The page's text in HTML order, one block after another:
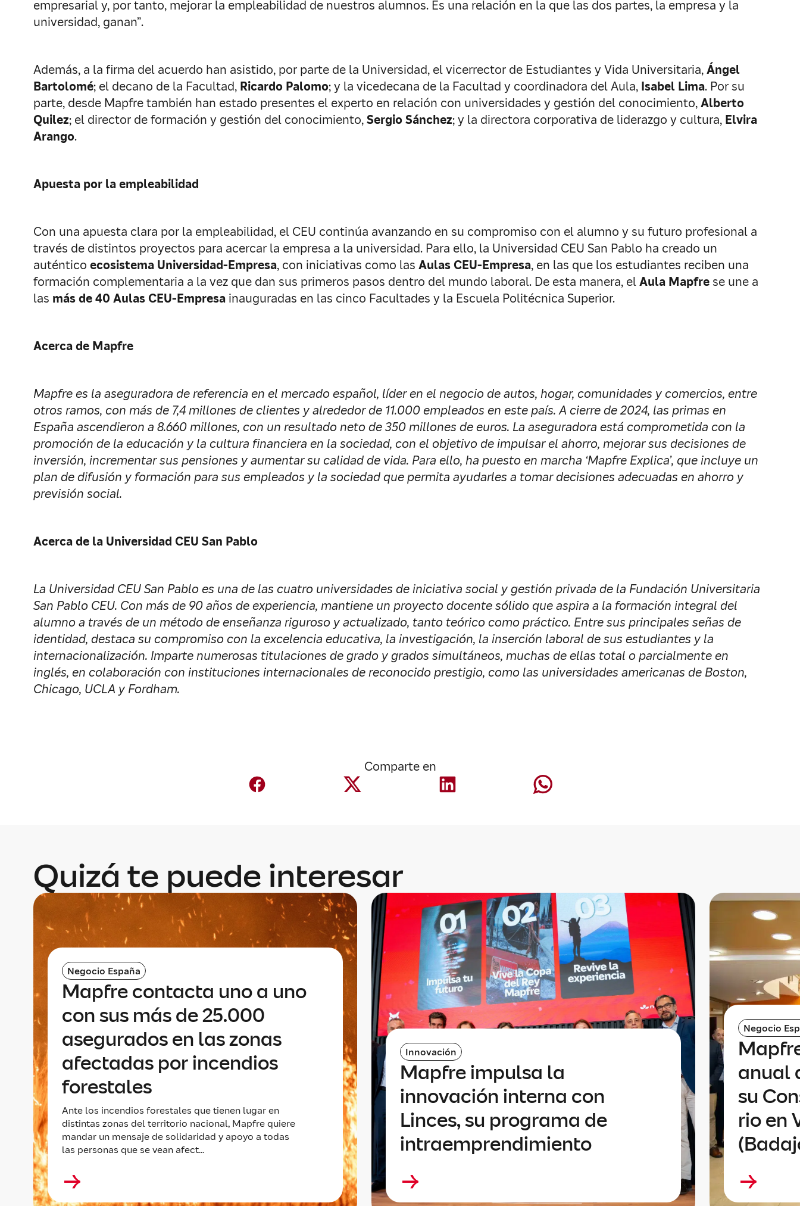
empresarial y, por tanto, mejorar la empleabilidad de nuestros alumnos. Es una relación en la que las dos partes, la empresa y la
universidad, ganan”.
Además, a la firma del acuerdo han asistido, por parte de la Universidad, el vicerrector de Estudiantes y Vida Universitaria,Ángel
Bartolomé; el decano de la Facultad, Ricardo Palomo; y la vicedecana de la Facultad y coordinadora del Aula, Isabel Lima. Por su
parte, desde Mapfre también han estado presentes el experto en relación con universidades y gestión del conocimiento,Alberto
Quilez; el director de formación y gestión del conocimiento,Sergio Sánchez; y la directora corporativa de liderazgo y cultura, Elvira
Arango.
Apuesta por la empleabilidad
Con una apuesta clara por la empleabilidad, el CEU continúa avanzando en su compromiso con el alumno y su futuro profesional a
través de distintos proyectos para acercar la empresa a la universidad. Para ello, la Universidad CEU San Pablo ha creado un
auténtico ecosistema Universidad-Empresa, con iniciativas como las Aulas CEU-Empresa, en las que los estudiantes reciben una
formación complementaria a la vez que dan sus primeros pasos dentro del mundo laboral. De esta manera, elAula Mapfrese une a
las más de 40 Aulas CEU-Empresa inauguradas en las cinco Facultades y la Escuela Politécnica Superior.
Acerca de Mapfre
Mapfre es la aseguradora de referencia en el mercado español, líder en el negocio de autos, hogar, comunidades y comercios, entre
otros ramos, con más de 7,4 millones de clientes y alrededor de 11.000 empleados en este país. A cierre de 2024, las primas en
España ascendieron a 8.660 millones, con un resultado neto de 350 millones de euros. La aseguradora está comprometida con la
promoción de la educación y la cultura financiera en la sociedad, con el objetivo de impulsar el ahorro, mejorar sus decisiones de
inversión, incrementar sus pensiones y aumentar su calidad de vida. Para ello, ha puesto en marcha ‘Mapfre Explica’, que incluye un
plan de difusión y formación para sus empleados y la sociedad que permita ayudarles a tomar decisiones adecuadas en ahorro y
previsión social.
Acerca de la Universidad CEU San Pablo
La Universidad CEU San Pablo es una de las cuatro universidades de iniciativa social y gestión privada de la Fundación Universitaria
San Pablo CEU. Con más de 90 años de experiencia, mantiene un proyecto docente sólido que aspira a la formación integral del
alumno a través de un método de enseñanza riguroso y actualizado, tanto teórico como práctico. Entre sus principales señas de
identidad, destaca su compromiso con la excelencia educativa, la investigación, la inserción laboral de sus estudiantes y la
internacionalización. Imparte numerosas titulaciones de grado y grados simultáneos, muchas de ellas total o parcialmente en
inglés, en colaboración con instituciones internacionales de reconocido prestigio, como las universidades americanas de Boston,
Chicago, UCLA y Fordham.
Comparte en
Quizá te puede interesar
Negocio España
Mapfre contacta uno a uno
con sus más de 25.000
asegurados en las zonas
afectadas por incendios
forestales
Ante los incendios forestales que tienen lugar en
distintas zonas del territorio nacional, Mapfre quiere
mandar un mensaje de solidaridad y apoyo a todas
las personas que se vean afect...
Innovación
Mapfre impulsa la
innovación interna con
Linces, su programa de
intraemprendimiento
Negocio
anual
su
rio en